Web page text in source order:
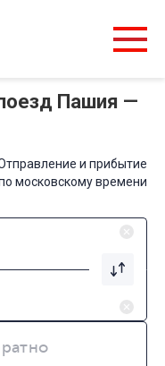
Пашия —
и прибытие
московскому времени